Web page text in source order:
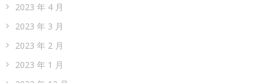
2023 年 4 月
2023 年 3 月
2023 年 2 月
2023 年 1 月